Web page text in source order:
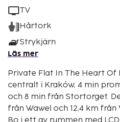
TV
Hårtork
Strykjärn
Läs mer
Private Flat In The Heart Of Krakow
centralt i Kraków, 4 min
och 8 min från Stortorget. Detta hotell ligger 3,5 km
från Wawel och 12,4 km